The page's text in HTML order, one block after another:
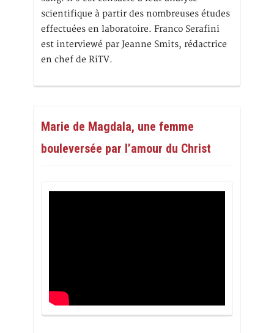
scientifique à partir des nombreuses études
effectuées en laboratoire. Franco Serafini
est interviewé par Jeanne Smits, rédactrice
en chef de RiTV.
Marie de Magdala, une femme
bouleversée par l’amour du Christ